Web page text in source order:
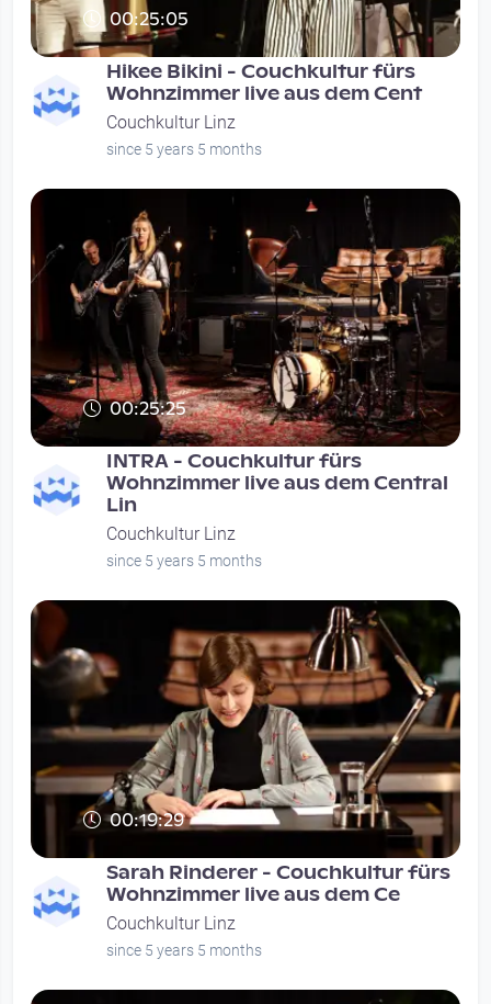
00:25:05
Hikee Bikini - Couchkultur fürs
Wohnzimmer live aus dem Cent
Couchkultur Linz
since 5 years 5 months
00:25:25
INTRA - Couchkultur fürs
Wohnzimmer live aus dem Central
Lin
Couchkultur Linz
since 5 years 5 months
00:19:29
Sarah Rinderer - Couchkultur fürs
Wohnzimmer live aus dem Ce
Couchkultur Linz
since 5 years 5 months